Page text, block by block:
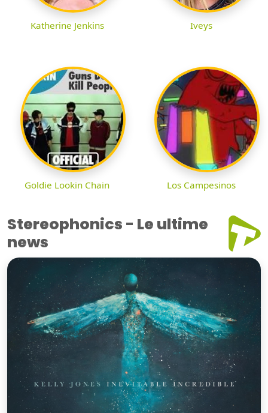
Katherine Jenkins Iveys
Goldie Lookin Chain Los Campesinos
Stereophonics - Le ultime
news